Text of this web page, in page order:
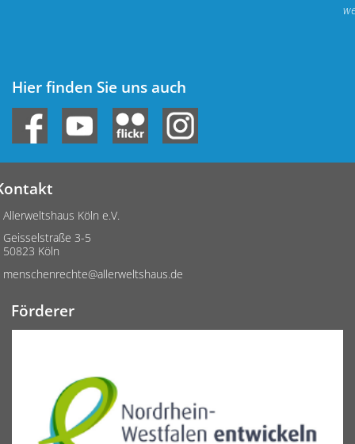
Hier finden Sie uns auch
Allerweltshaus Köln e.V.
Geisselstraße 3-5
50823 Köln
menschenrechte@allerweltshaus.de
Förderer